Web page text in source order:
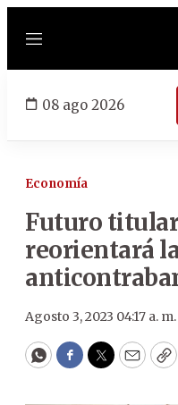
Menú
08 ago 2026
Economía
Futuro
reorientará
Agosto 3, 2023 04:17 a. m.
WhatsApp
Facebook
Twitter
Email